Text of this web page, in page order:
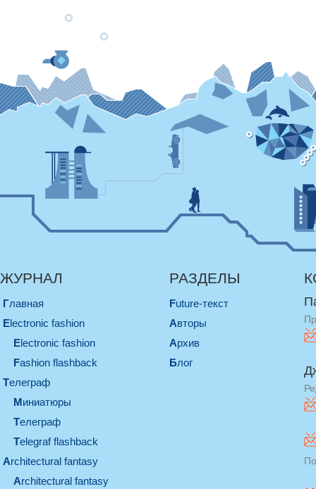
ЖУРНАЛ
Главная
electronic fashion
electronic fashion
Fashion flashback
телеграф
миниатюры
телеграф
Telegraf flashback
architectural fantasy
architectural fantasy
РАЗДЕЛЫ
Future-текст
Авторы
Архив
Блог